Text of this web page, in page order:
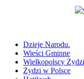
Dzieje Narodu.
Wieści Gminne
Wielkopolscy Żydzi
Żydzi w Polsce